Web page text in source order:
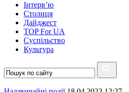
Інтерв’ю
Столиця
Дайджест
TOP For UA
Суспiльство
Культура